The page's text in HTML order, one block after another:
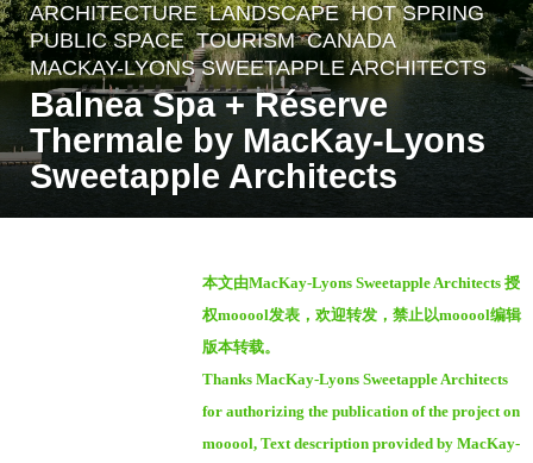
1
y
e
a
r
a
ARCHITECTURE ,LANDSCAPE HOT SPRING
PUBLIC SPACE ,TOURISM CANADA
MACKAY-LYONS SWEETAPPLE ARCHITECTS
Balnea Spa + Réserve
Thermale by MacKay-Lyons
Sweetapple Architects
本文由MacKay-Lyons Sweetapple Architects 授
权mooool发表，欢迎转发，禁止以mooool编辑
版本转载。
Thanks MacKay-Lyons Sweetapple Architects
for authorizing the publication of the project on
mooool, Text description provided by MacKay-